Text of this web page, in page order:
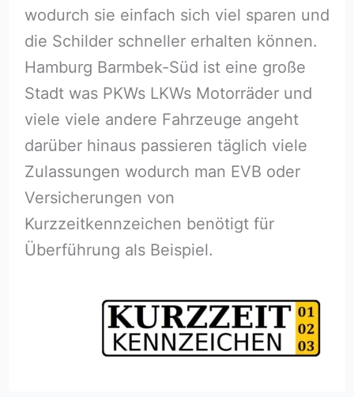
wodurch sie einfach sich viel sparen und
die Schilder schneller erhalten können.
Hamburg Barmbek-Süd ist eine große
Stadt was PKWs LKWs Motorräder und
viele viele andere Fahrzeuge angeht
darüber hinaus passieren täglich viele
Zulassungen wodurch man EVB oder
Versicherungen von
Kurzzeitkennzeichen benötigt für
Überführung als Beispiel.